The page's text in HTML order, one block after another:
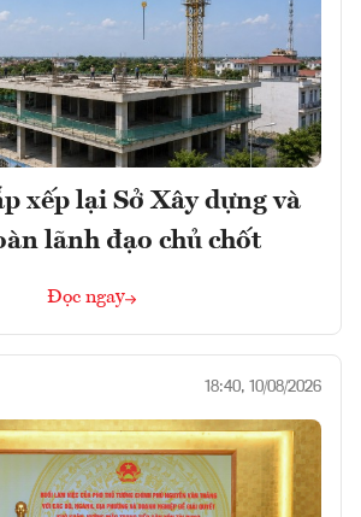
xếp lại Sở Xây dựng và
lãnh đạo chủ chốt
Đọc ngay
18:40, 10/08/2026